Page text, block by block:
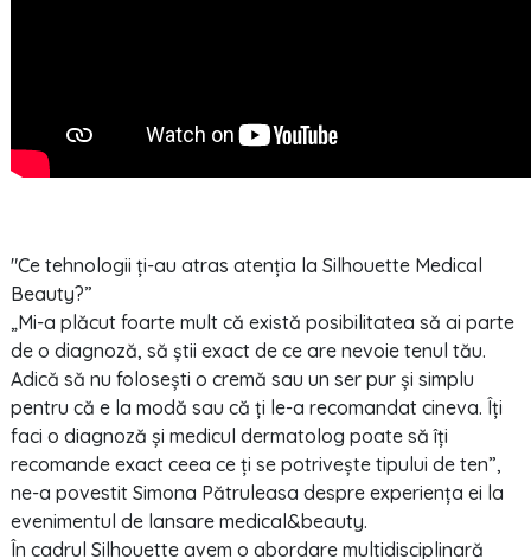
"Ce tehnologii ți-au atras atenția la Silhouette Medical
Beauty?”
„Mi-a plăcut foarte mult că există posibilitatea să ai parte
de o diagnoză, să știi exact de ce are nevoie tenul tău.
Adică să nu folosești o cremă sau un ser pur și simplu
pentru că e la modă sau că ți le-a recomandat cineva. Îți
faci o diagnoză și medicul dermatolog poate să îți
recomande exact ceea ce ți se potrivește tipului de ten”,
ne-a povestit Simona Pătruleasa despre experiența ei la
evenimentul de lansare medical&beauty.
În cadrul Silhouette avem o abordare multidisciplinară